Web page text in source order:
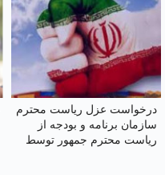
درخواست عزل ریاست محترم
سازمان برنامه و بودجه از
ریاست محترم جمهور توسط